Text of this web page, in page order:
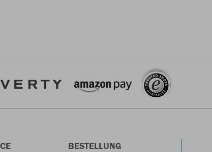
BESTELLUNG